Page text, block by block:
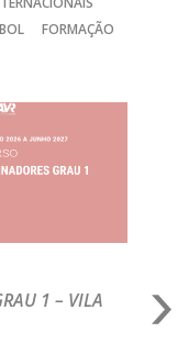
FORMAÇÃO
1 – VILA